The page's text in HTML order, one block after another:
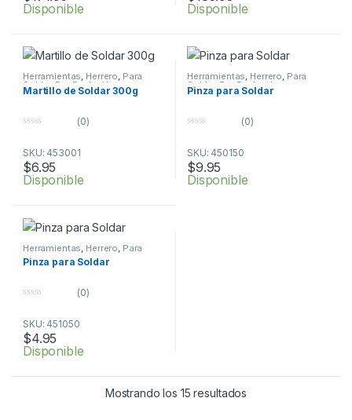
f
Disponible
f
Disponible
Herramientas, Herrero, Para
Soldar,Por Profesión
Martillo de Soldar 300g
u
t
o
f
(0)
SKU: 453001
$6.95
Disponible
Herramientas, Herrero, Para
Soldar Por Profesión
Pinza para Soldar
u
t
o
f
(0)
SKU: 450150
$9.95
Disponible
Herramientas Herrero Para
Soldar Por Profesión
Pinza para Soldar
u
t
o
f
(0)
SKU: 451050
$4.95
Disponible
Mostrando los 15 resultados